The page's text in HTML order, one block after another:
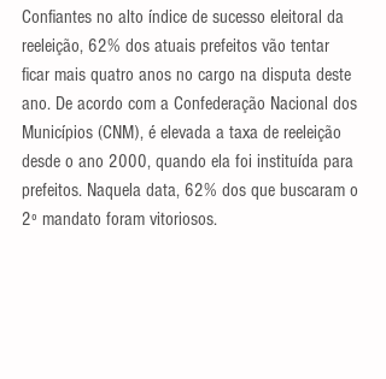
Confiantes no alto índice de sucesso eleitoral da
reeleição, 62% dos atuais prefeitos vão tentar
ficar mais quatro anos no cargo na disputa deste
ano. De acordo com a Confederação Nacional dos
Municípios (CNM), é elevada a taxa de reeleição
desde o ano 2000, quando ela foi instituída para
prefeitos. Naquela data, 62% dos que buscaram o
2º mandato foram vitoriosos.